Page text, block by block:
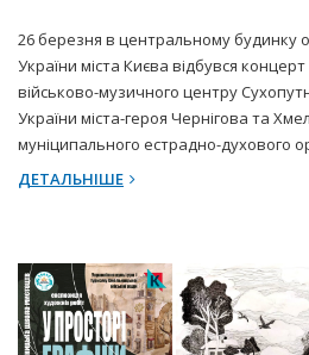
26 березня в центральному будинку
України міста Києва відбувся
військово-музичного центру
України міста-героя Чернігова та
муніципального естрадно-духового
ДЕТАЛЬНІШЕ